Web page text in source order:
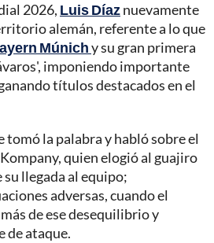
2026, Luis Díaznuevamente
alemán, referente a lo que
Múnichy su gran primera
imponiendo importante
títulos destacados en el
tomó la palabra y habló sobre el
quien elogió al guajiro
llegada al equipo;
adversas, cuando el
de ese desequilibrio y
de ataque.